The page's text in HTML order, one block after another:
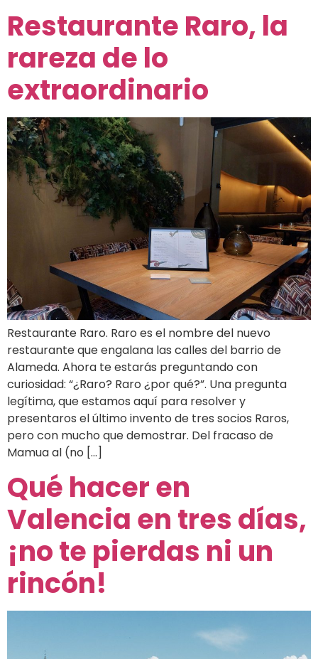
Restaurante Raro, la
rareza de lo
extraordinario
Restaurante Raro. Raro es el nombre del nuevo
restaurante que engalana las calles del barrio de
Alameda. Ahora te estarás preguntando con
curiosidad: “¿Raro? Raro ¿por qué?”. Una pregunta
legítima, que estamos aquí para resolver y
presentaros el último invento de tres socios Raros,
pero con mucho que demostrar. Del fracaso de
Mamua al (no […]
Qué hacer en
Valencia en tres días,
¡no te pierdas ni un
rincón!